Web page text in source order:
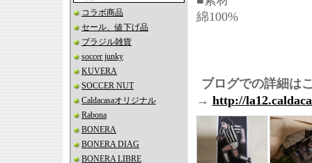
コラボ商品
セール、値下げ品
ブラジル雑貨
soccer junky
KUVERA
SOCCER NUT
Caldacasaオリジナル
Rabona
BONERA
BONERA DIAG
BONERA LIBRE
綿100%
ブログでの詳細は
→ http://